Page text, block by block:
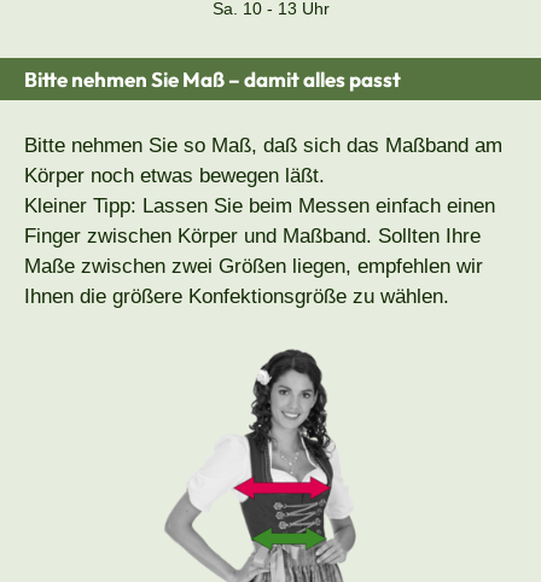
Sa. 10 - 13 Uhr
Bitte nehmen Sie Maß – damit alles passt
Bitte nehmen Sie so Maß, daß sich das Maßband am
Körper noch etwas bewegen läßt.
Kleiner Tipp: Lassen Sie beim Messen einfach einen
Finger zwischen Körper und Maßband. Sollten Ihre
Maße zwischen zwei Größen liegen, empfehlen wir
Ihnen die größere Konfektionsgröße zu wählen.